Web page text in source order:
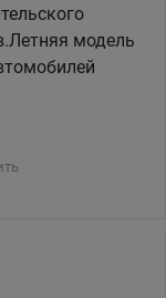
модель